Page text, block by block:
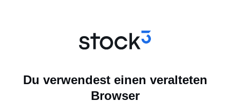
Du verwendest einen veralteten
Browser